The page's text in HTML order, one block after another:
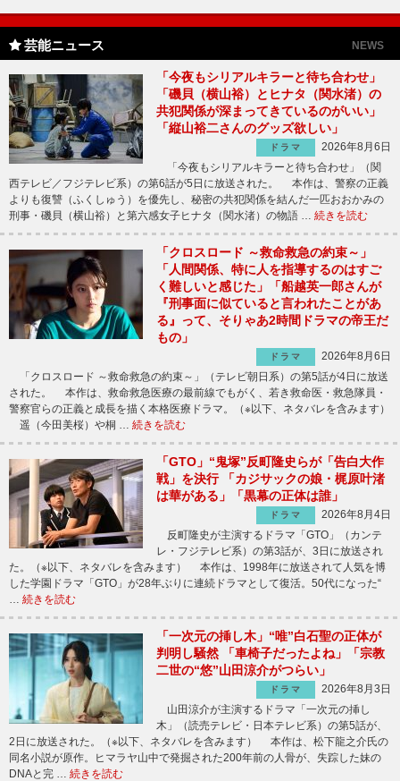
芸能ニュース NEWS
「今夜もシリアルキラーと待ち合わせ」
「磯貝（横山裕）とヒナタ（関水渚）の
共犯関係が深まってきているのがいい」
「縦山裕二さんのグッズ欲しい」
ドラマ
2026年8月6日
「今夜もシリアルキラーと待ち合わせ」（関
西テレビ／フジテレビ系）の第6話が5日に放送された。 本作は、警察の正義
よりも復讐（ふくしゅう）を優先し、秘密の共犯関係を結んだ一匹おおかみの
刑事・磯貝（横山裕）と第六感女子ヒナタ（関水渚）の物語 … 続きを読む
「クロスロード ～救命救急の約束～」
「人間関係、特に人を指導するのはすご
く難しいと感じた」「船越英一郎さんが
『刑事面に似ていると言われたことがあ
る』って、そりゃあ2時間ドラマの帝王だ
もの」
ドラマ
2026年8月6日
「クロスロード ～救命救急の約束～」（テレビ朝日系）の第5話が4日に放送
された。 本作は、救命救急医療の最前線でもがく、若き救命医・救急隊員・
警察官らの正義と成長を描く本格医療ドラマ。（※以下、ネタバレを含みます）
遥（今田美桜）や桐 … 続きを読む
「GTO」“鬼塚”反町隆史らが「告白大作
戦」を決行 「カジサックの娘・梶原叶渚
は華がある」「黒幕の正体は誰」
ドラマ
2026年8月4日
反町隆史が主演するドラマ「GTO」（カンテ
レ・フジテレビ系）の第3話が、3日に放送され
た。（※以下、ネタバレを含みます） 本作は、1998年に放送されて人気を博
した学園ドラマ「GTO」が28年ぶりに連続ドラマとして復活。50代になった“
… 続きを読む
「一次元の挿し木」“唯”白石聖の正体が
判明し騒然 「車椅子だったよね」「宗教
二世の“悠”山田涼介がつらい」
ドラマ
2026年8月3日
山田涼介が主演するドラマ「一次元の挿し
木」（読売テレビ・日本テレビ系）の第5話が、
2日に放送された。（※以下、ネタバレを含みます） 本作は、松下龍之介氏の
同名小説が原作。ヒマラヤ山中で発掘された200年前の人骨が、失踪した妹の
DNAと完 … 続きを読む